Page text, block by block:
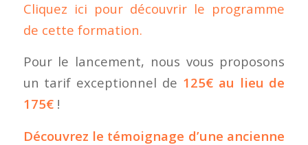
Cliquez ici pour découvrir le programme
de cette formation.
Pour le lancement, nous vous proposons
un tarif exceptionnel de 125€ au lieu de
175€!
Découvrez le témoignage d’une ancienne